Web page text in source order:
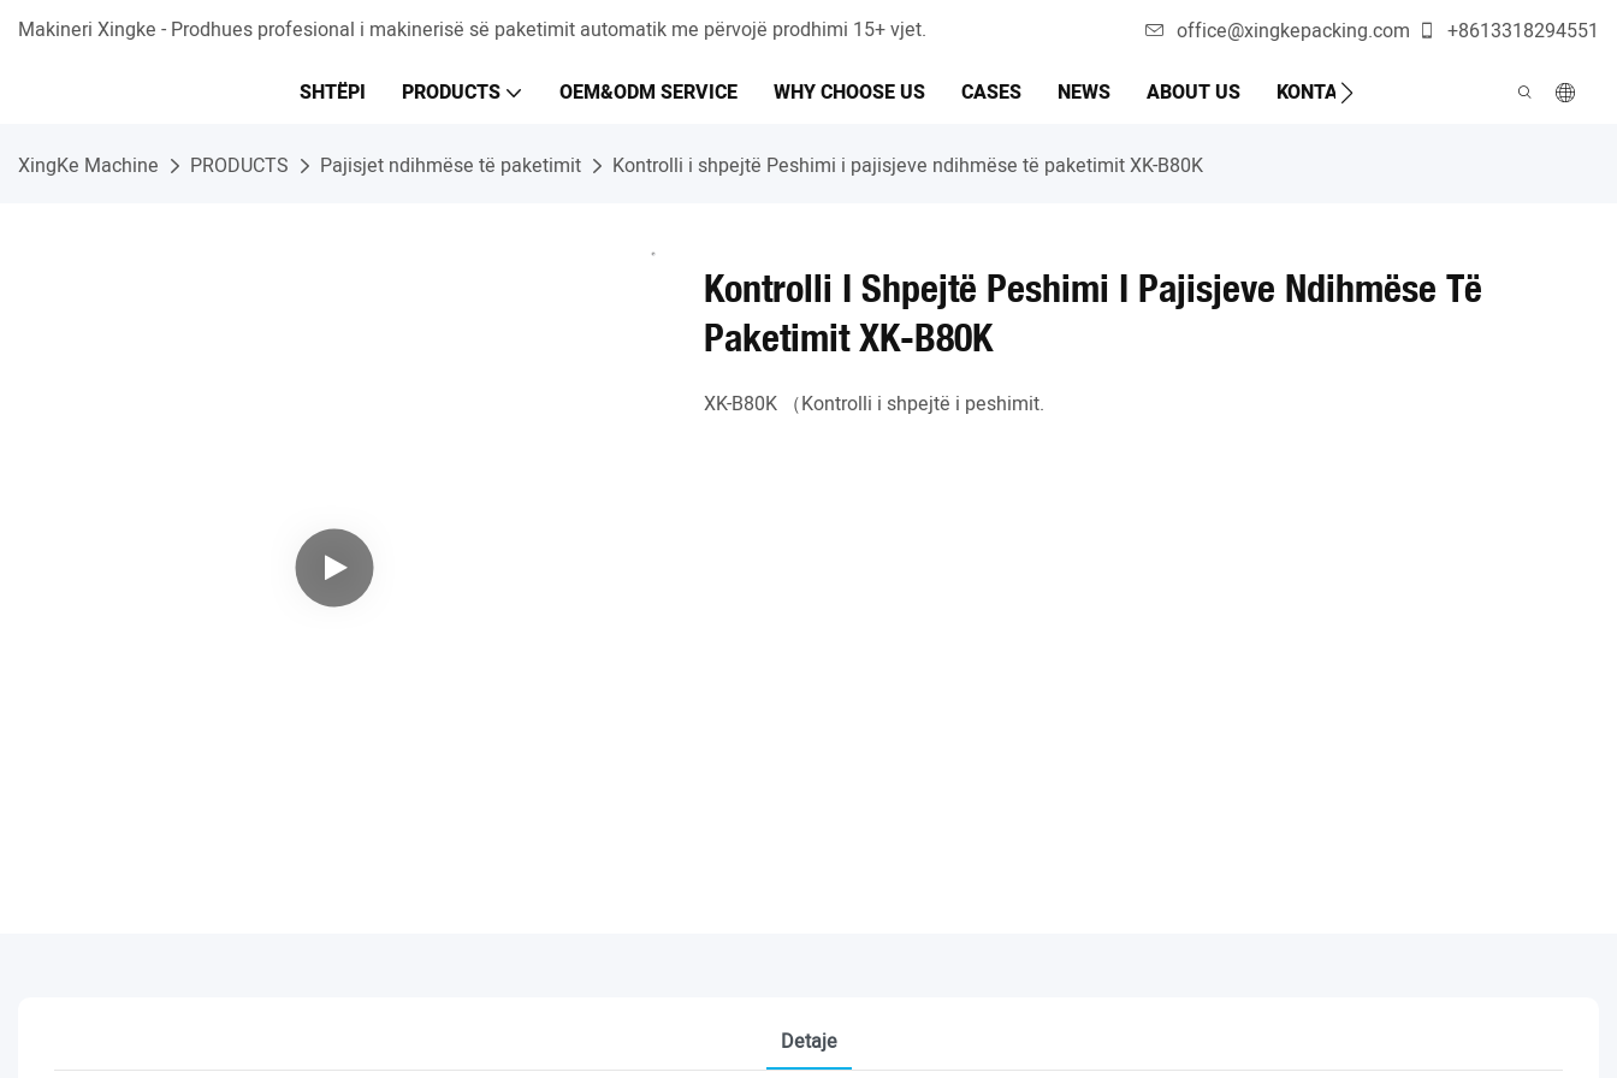
Makineri Xingke - Prodhues profesional i makinerisë së paketimit automatik me përvojë prodhimi 15+ vjet. office@xingkepacking.com +8613318294551
SHTËPI PRODUCTS OEM&ODM SERVICE WHY CHOOSE US CASES NEWS ABOUT US KONTAKTO MAKINË
XingKe Machine PRODUCTS Pajisjet ndihmëse të paketimit Kontrolli i shpejtë Peshimi i pajisjeve ndihmëse të paketimit XK-B80K
Kontrolli I Shpejtë Peshimi I Pajisjeve Ndihmëse Të
Paketimit XK-B80K
XK-B80K （Kontrolli i shpejtë i peshimit.
Detaje